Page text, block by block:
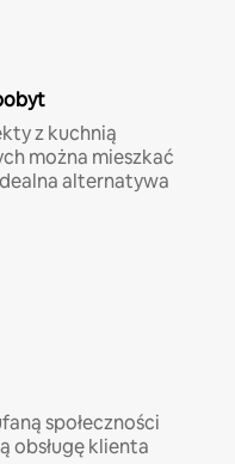
z kuchnią
można mieszkać
alternatywa
społeczności
obsługę klienta